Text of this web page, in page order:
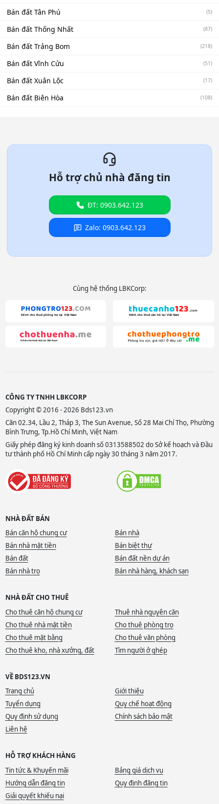
Bán đất Tân Phú (5)
Bán đất Thống Nhất (87)
Bán đất Trảng Bom (218)
Bán đất Vĩnh Cửu (51)
Bán đất Xuân Lộc (17)
Bán đất Biên Hòa (108)
Hỗ trợ chủ nhà đăng tin
ĐT: 0903.642.123
Zalo: 0903.642.123
Cùng hệ thống LBKCorp:
CÔNG TY TNHH LBKCORP
Copyright © 2016 - 2026 Bds123.vn
Căn 02.34, Lầu 2, Tháp 3, The Sun Avenue, Số 28 Mai Chí Thọ, Phường
Bình Trưng, Tp.Hồ Chí Minh, Việt Nam
Giấy phép đăng ký kinh doanh số 0313588502 do Sở kế hoạch và Đầu
tư thành phố Hồ Chí Minh cấp ngày 30 tháng 3 năm 2017.
NHÀ ĐẤT BÁN
Bán căn hộ chung cư
Bán nhà
Bán nhà mặt tiền
Bán biệt thự
Bán đất
Bán đất nền dự án
Bán nhà trọ
Bán nhà hàng, khách sạn
NHÀ ĐẤT CHO THUÊ
Cho thuê căn hộ chung cư
Thuê nhà nguyên căn
Cho thuê nhà mặt tiền
Cho thuê phòng trọ
Cho thuê mặt bằng
Cho thuê văn phòng
Cho thuê kho, nhà xưởng, đất
Tìm người ở ghép
VỀ BDS123.VN
Trang chủ
Giới thiệu
Tuyển dụng
Quy chế hoạt động
Quy định sử dụng
Chính sách bảo mật
Liên hệ
HỖ TRỢ KHÁCH HÀNG
Tin tức & Khuyến mãi
Bảng giá dịch vụ
Hướng dẫn đăng tin
Quy định đăng tin
Giải quyết khiếu nại